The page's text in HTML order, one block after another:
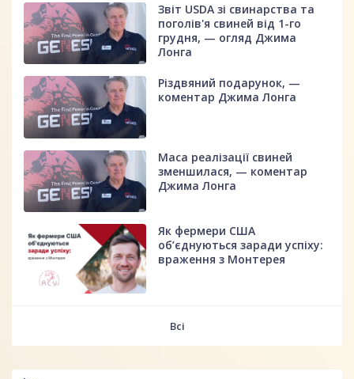
Звіт USDA зі свинарства та
поголів'я свиней від 1-го
грудня, — огляд Джима
Лонга
Різдвяний подарунок, —
коментар Джима Лонга
Маса реалізації свиней
зменшилася, — коментар
Джима Лонга
Як фермери США
об’єднуються заради успіху:
враження з Монтерея
Всі